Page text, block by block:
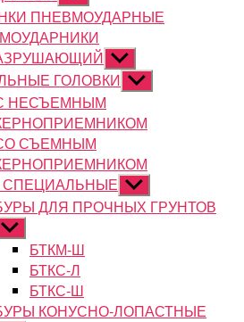
подменю
ПНЕВМОУДАРНЫЕ
Показывать
подменю
ГОЛОВКИ Показывать
подменю
НЕСЪЕМНЫМ
СЪЕМНЫМ
СПЕЦИАЛЬНЫЕ Показывать
подменю
ДЛЯ ПРОЧНЫХ ГРУНТОВ
Показывать
подменюБТКМ-Ш
БТКС-Л
БТКС-Ш
КОНУСНО-ЛОПАСТНЫЕ